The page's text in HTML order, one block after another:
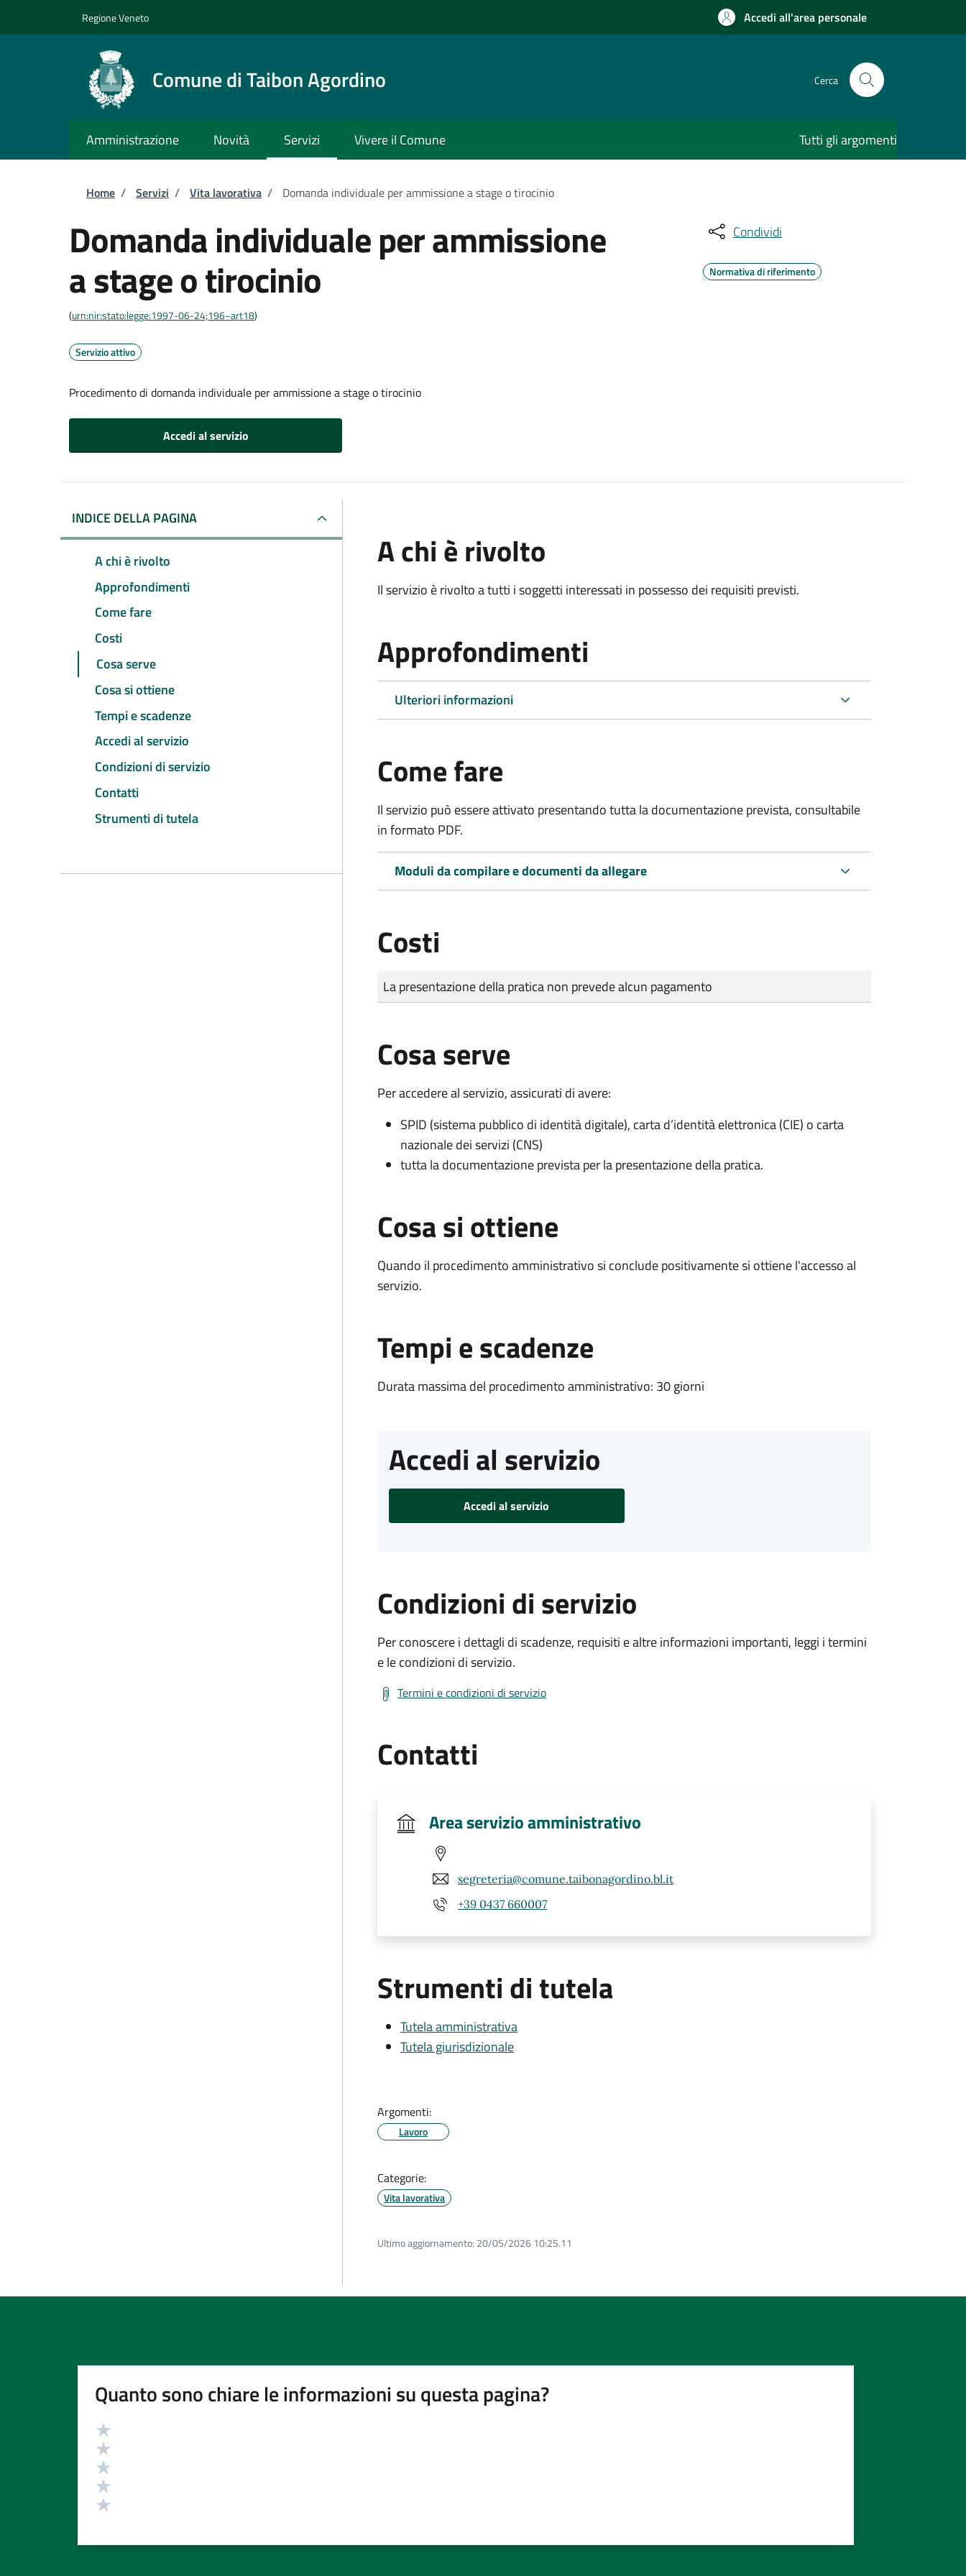
Regione Veneto Accedi all'area personale
Comune di Taibon Agordino Cerca
Amministrazione Novità Servizi Vivere il Comune Tutti gli argomenti
Briciole di pane
Home / Servizi / Vita lavorativa / Domanda individuale per ammissione a stage o tirocinio
Domanda individuale per ammissione
a stage o tirocinio
(urn:nir:stato:legge:1997-06-24;196~art18)
Servizio attivo
Procedimento di domanda individuale per ammissione a stage o tirocinio
Accedi al servizio
Condividi
Normativa di riferimento
INDICE DELLA PAGINA
A chi è rivolto
Approfondimenti
Come fare
Costi
Cosa serve
Cosa si ottiene
Tempi e scadenze
Accedi al servizio
Condizioni di servizio
Contatti
Strumenti di tutela
A chi è rivolto
Il servizio è rivolto a tutti i soggetti interessati in possesso dei requisiti previsti.
Approfondimenti
Ulteriori informazioni
Come fare
Il servizio può essere attivato presentando tutta la documentazione prevista, consultabile
in formato PDF.
Moduli da compilare e documenti da allegare
Costi
Tipo di pagamento
Importo
La presentazione della pratica non prevede alcun pagamento
Cosa serve
Per accedere al servizio, assicurati di avere:
SPID (sistema pubblico di identità digitale), carta d’identità elettronica (CIE) o carta
nazionale dei servizi (CNS)
tutta la documentazione prevista per la presentazione della pratica.
Cosa si ottiene
Quando il procedimento amministrativo si conclude positivamente si ottiene l'accesso al
servizio.
Tempi e scadenze
Durata massima del procedimento amministrativo: 30 giorni
Accedi al servizio
Accedi al servizio
Condizioni di servizio
Per conoscere i dettagli di scadenze, requisiti e altre informazioni importanti, leggi i termini
e le condizioni di servizio.
Termini e condizioni di servizio
Contatti
Area servizio amministrativo
segreteria@comune.taibonagordino.bl.it
+39 0437 660007
Strumenti di tutela
Tutela amministrativa
Tutela giurisdizionale
Argomenti:
Lavoro
Categorie:
Vita lavorativa
Ultimo aggiornamento: 20/05/2026 10:25.11
Quanto sono chiare le informazioni su questa pagina?
Valutazione